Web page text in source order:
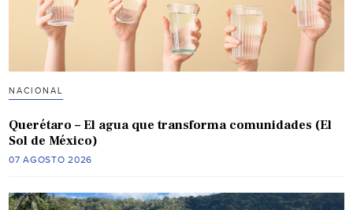
NACIONAL
Querétaro – El agua que transforma comunidades (El
Sol de México)
07 AGOSTO 2026